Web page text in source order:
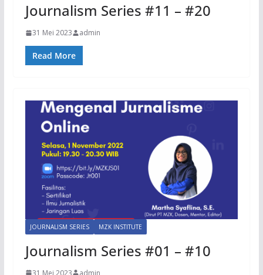
Journalism Series #11 – #20
31 Mei 2023 admin
Read More
JOURNALISM SERIES MZK INSTITUTE
Journalism Series #01 – #10
31 Mei 2023 admin